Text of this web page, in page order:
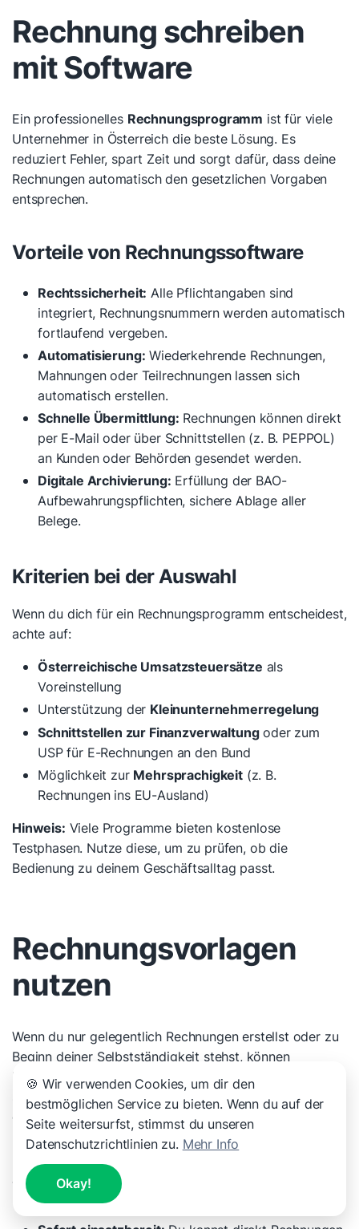
Rechnung schreiben
mit Software
Ein professionelles Rechnungsprogramm ist für viele
Unternehmer in Österreich die beste Lösung. Es
reduziert Fehler, spart Zeit und sorgt dafür, dass deine
Rechnungen automatisch den gesetzlichen Vorgaben
entsprechen.
Vorteile von Rechnungssoftware
Rechtssicherheit: Alle Pflichtangaben sind
integriert, Rechnungsnummern werden automatisch
fortlaufend vergeben.
Automatisierung: Wiederkehrende Rechnungen,
Mahnungen oder Teilrechnungen lassen sich
automatisch erstellen.
Schnelle Übermittlung: Rechnungen können direkt
per E-Mail oder über Schnittstellen (z. B. PEPPOL)
an Kunden oder Behörden gesendet werden.
Digitale Archivierung: Erfüllung der BAO-
Aufbewahrungspflichten, sichere Ablage aller
Belege.
Kriterien bei der Auswahl
Wenn du dich für ein Rechnungsprogramm entscheidest,
achte auf:
Österreichische Umsatzsteuersätze als
Voreinstellung
Unterstützung der Kleinunternehmerregelung
Schnittstellen zur Finanzverwaltungoder zum
USP für E-Rechnungen an den Bund
Möglichkeit zur Mehrsprachigkeit(z. B.
Rechnungen ins EU-Ausland)
Hinweis: Viele Programme bieten kostenlose
Testphasen. Nutze diese, um zu prüfen, ob die
Bedienung zu deinem Geschäftsalltag passt.
Rechnungsvorlagen
nutzen
Wenn du nur gelegentlich Rechnungen erstellst oder zu
Beginn deiner Selbstständigkeit stehst, können
Rechnungsvorlageneine schnelle und einfache Lösung
sein. Viele Anbieter stellen kostenlose Muster im Word-
oder Excel-Format bereit, die du nur noch mit deinen
Daten ausfüllen musst.
Vorteile von Vorlagen
🍪 Wir verwenden Cookies, um dir den
bestmöglichen Service zu bieten. Wenn du auf der
Seite weitersurfst, stimmst du unseren
Datenschutzrichtlinien zu. Mehr Info
Okay!